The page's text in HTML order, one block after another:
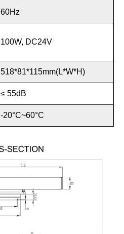
60Hz
100W, DC24V
518*81*115mm(L*W*H)
≤ 55dB
-20°C~60°C